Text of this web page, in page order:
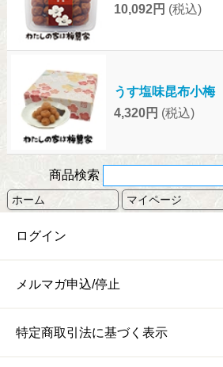
10,092円 (税込)
うす塩味昆布小
4,320円 (税込)
商品検索
ホーム マイページ
ログイン
メルマガ申込/停止
特定商取引法に基づく表示